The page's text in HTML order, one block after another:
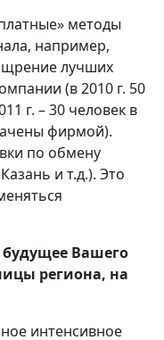
методы
например,
лучших
(в 2010 г. 50
г. – 30 человек в
фирмой).
по обмену
и т.д.). Это
Вашего
региона, на
интенсивное